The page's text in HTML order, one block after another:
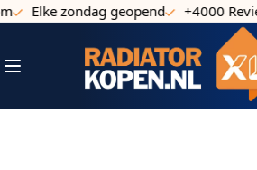
Ga naar de inhoud
Elke zondag geopend +4000 Reviews
Toggle Nav